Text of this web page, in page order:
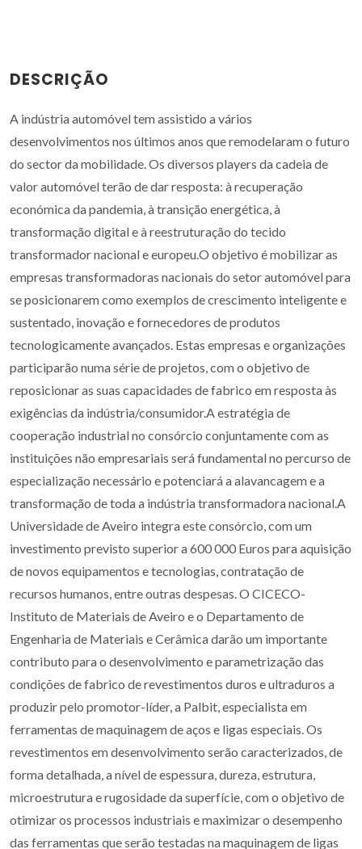
DESCRIÇÃO
A indústria automóvel tem assistido a vários
desenvolvimentos nos últimos anos que remodelaram o futuro
do sector da mobilidade. Os diversos players da cadeia de
valor automóvel terão de dar resposta: à recuperação
económica da pandemia, à transição energética, à
transformação digital e à reestruturação do tecido
transformador nacional e europeu.O objetivo é mobilizar as
empresas transformadoras nacionais do setor automóvel para
se posicionarem como exemplos de crescimento inteligente e
sustentado, inovação e fornecedores de produtos
tecnologicamente avançados. Estas empresas e organizações
participarão numa série de projetos, com o objetivo de
reposicionar as suas capacidades de fabrico em resposta às
exigências da indústria/consumidor.A estratégia de
cooperação industrial no consórcio conjuntamente com as
instituições não empresariais será fundamental no percurso de
especialização necessário e potenciará a alavancagem e a
transformação de toda a indústria transformadora nacional.A
Universidade de Aveiro integra este consórcio, com um
investimento previsto superior a 600 000 Euros para aquisição
de novos equipamentos e tecnologias, contratação de
recursos humanos, entre outras despesas. O CICECO-
Instituto de Materiais de Aveiro e o Departamento de
Engenharia de Materiais e Cerâmica darão um importante
contributo para o desenvolvimento e parametrização das
condições de fabrico de revestimentos duros e ultraduros a
produzir pelo promotor-líder, a Palbit, especialista em
ferramentas de maquinagem de aços e ligas especiais. Os
revestimentos em desenvolvimento serão caracterizados, de
forma detalhada, a nível de espessura, dureza, estrutura,
microestrutura e rugosidade da superfície, com o objetivo de
otimizar os processos industriais e maximizar o desempenho
das ferramentas que serão testadas na maquinagem de ligas